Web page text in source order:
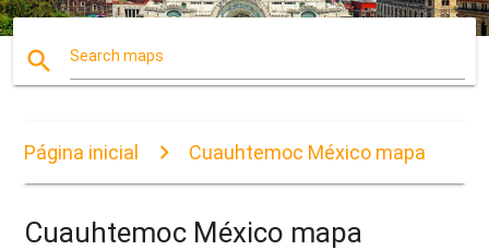
search Search maps
Página inicial Cuauhtemoc México mapa
Cuauhtemoc México mapa